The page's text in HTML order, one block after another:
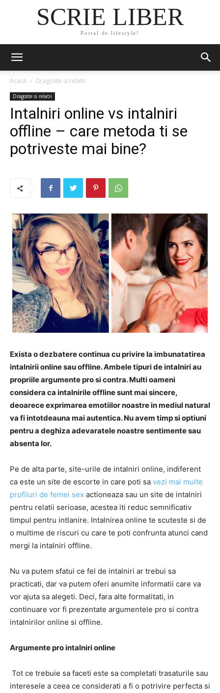
SCRIE LIBER
Portal de lifestyle!
Acasă Dragoste si relatii
Dragoste si relatii
Intalniri online vs intalniri
offline – care metoda ti se
potriveste mai bine?
Exista o dezbatere continua cu privire la imbunatatirea
intalnirii online sau offline. Ambele tipuri de intalniri au
propriile argumente pro si contra. Multi oameni
considera ca intalnirile offline sunt mai sincere,
deoarece exprimarea emotiilor noastre in mediul natural
va fi intotdeauna mai autentica. Nu avem timp si optiuni
pentru a deghiza adevaratele noastre sentimente sau
absenta lor.
Pe de alta parte, site-urile de intalniri online, indiferent
ca este un site de escorte in care poti sa vezi mai multe
profiluri de femei sex actioneaza sau un site de intalniri
pentru relatii serioase, acestea iti reduc semnificativ
timpul pentru intlanire. Intalnirea online te scuteste si de
o multime de riscuri cu care te poti confrunta atunci cand
mergi la intalniri offline.
Nu va putem sfatui ce fel de intalniri ar trebui sa
practicati, dar va putem oferi anumite informatii care va
vor ajuta sa alegeti. Deci, fara alte formalitati, in
continuare vor fi prezentate argumentele pro si contra
intalnirilor online si offline.
Argumente pro intalniri online
Tot ce trebuie sa faceti este sa completati trasaturile sau
interesele a ceea ce considerati a fi o potrivire perfecta si